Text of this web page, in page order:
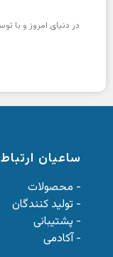
ساعیان ارتباط
- محصولات
- تولید کنندگان
- پشتیبانی
- آکادمی